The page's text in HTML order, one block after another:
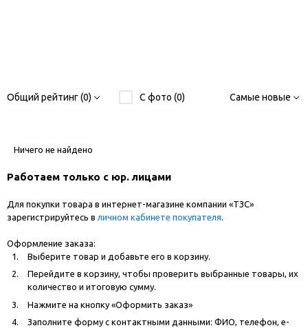
Общий рейтинг (0) С фото (0) Самые новые
Ничего не найдено
Работаем только с юр. лицами
Для покупки товара в интернет-магазине компании «ТЗС»
зарегистрируйтесь в личном кабинете покупателя.
Оформление заказа:
Выберите товар и добавьте его в корзину.
Перейдите в корзину, чтобы проверить выбранные товары, их
количество и итоговую сумму.
Нажмите на кнопку «Оформить заказ»
Заполните форму с контактными данными: ФИО, телефон, e-